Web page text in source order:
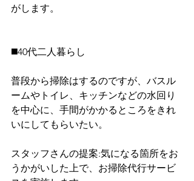
がします。
◼️40代二人暮らし
普段から掃除はするのですが、バスル
ームやトイレ、キッチンなどの水回り
を中心に、手間がかかるところをきれ
いにしてもらいたい。
スタッフさんの提案:気になる箇所をお
うかがいした上で、お掃除代行サービ